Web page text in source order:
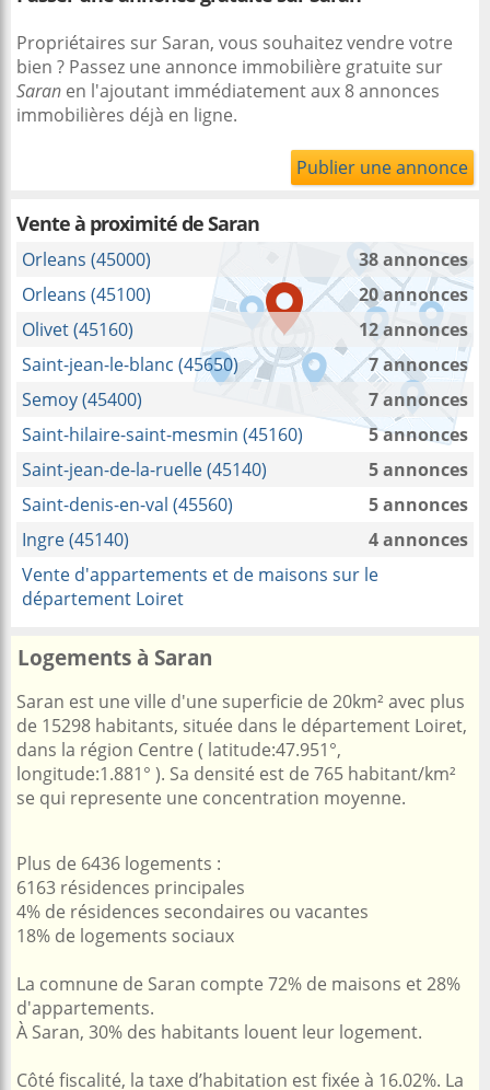
Propriétaires sur Saran, vous souhaitez vendre votre
bien ? Passez une annonce immobilière gratuite sur
Saran en l'ajoutant immédiatement aux 8 annonces
immobilières déjà en ligne.
Publier une annonce
Vente à proximitéde Saran
Orleans (45000)
38 annonces
Orleans (45100)
20 annonces
Olivet (45160)
12 annonces
Saint-jean-le-blanc (45650)
7 annonces
Semoy (45400)
7 annonces
Saint-hilaire-saint-mesmin (45160)
5 annonces
Saint-jean-de-la-ruelle (45140)
5 annonces
Saint-denis-en-val (45560)
5 annonces
Ingre (45140)
4 annonces
Vente d'appartements et de maisons sur le
département Loiret
Logements à Saran
Saran est une ville d'une superficie de 20km² avec plus
de 15298 habitants, située dans le département Loiret,
dans la région Centre ( latitude:47.951°,
longitude:1.881° ). Sa densité est de 765 habitant/km²
se qui represente une concentration moyenne.
Plus de 6436 logements :
6163 résidences principales
4% de résidences secondaires ou vacantes
18% de logements sociaux
La comnune de Saran compte 72% de maisons et 28%
d'appartements.
À Saran, 30% des habitants louent leur logement.
Côté fiscalité, la taxe d’habitation est fixée à 16.02%. La